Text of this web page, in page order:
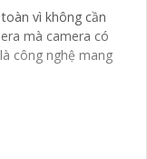
vì không cần
mà camera có
công nghệ mang